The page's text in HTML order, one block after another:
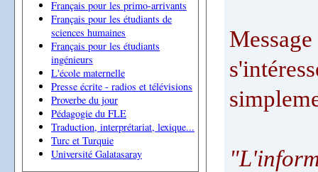
Français pour les primo-arrivants
Français pour les étudiants de
sciences humaines
Français pour les étudiants
ingénieurs
L'école maternelle
Presse écrite - radios et télévisions
Proverbe du jour
Pédagogie du FLE
Traduction, interprétariat, lexique...
Turc et Turquie
Université Galatasaray